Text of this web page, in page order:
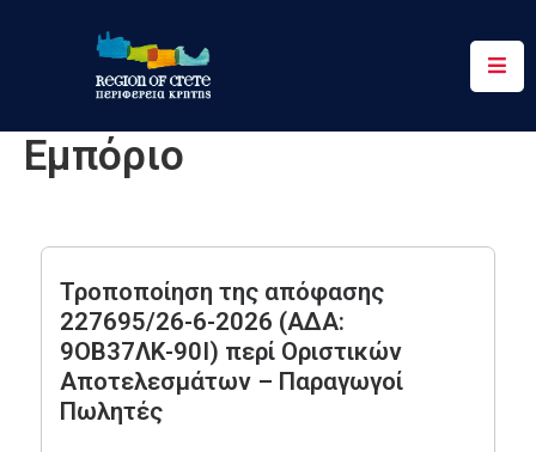
Περιφέρεια
Ενημέρωση
Ψηφιακές
Υπηρεσίες
Επικοινωνία
Εμπόριο
Τροποποίηση της απόφασης
227695/26-6-2026 (ΑΔΑ:
9ΟΒ37ΛΚ-90Ι) περί Οριστικών
Αποτελεσμάτων – Παραγωγοί
Πωλητές